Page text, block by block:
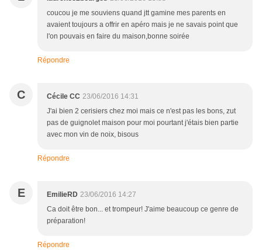
coucou je me souviens quand jtt gamine mes parents en
avaient toujours a offrir en apéro mais je ne savais point que
l'on pouvais en faire du maison,bonne soirée
Répondre
C Cécile CC 23/06/2016 14:31
J'ai bien 2 cerisiers chez moi mais ce n'est pas les bons, zut
pas de guignolet maison pour moi pourtant j'étais bien partie
avec mon vin de noix, bisous
Répondre
E EmilieRD 23/06/2016 14:27
Ca doit être bon... et trompeur! J'aime beaucoup ce genre de
préparation!
Répondre